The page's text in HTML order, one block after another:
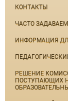
КОНТАКТЫ
ЧАСТО
ИНФОРМАЦИЯ
РЕШЕНИЕ
ПОСТУПАЮЩИХ